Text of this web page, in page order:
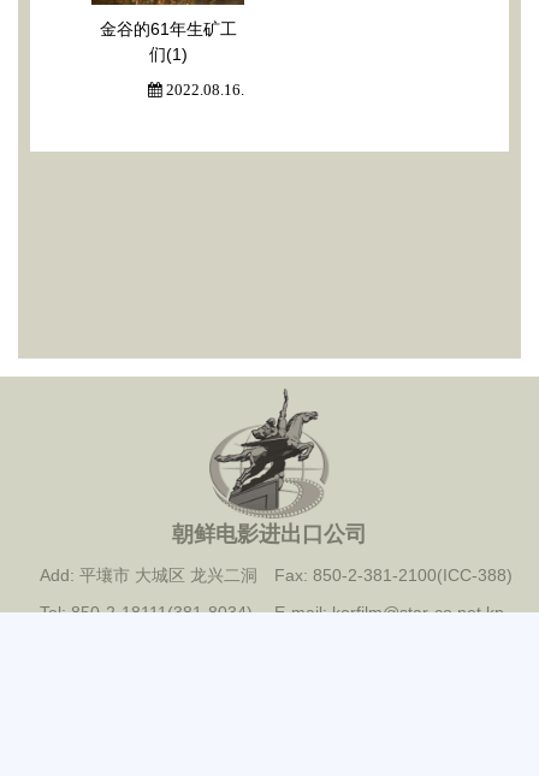
金谷的61年生矿工
们(1)
2022.08.16.
朝鲜电影进出口公司
Add: 平壤市 大城区 龙兴二洞
Tel: 850-2-18111(381-8034)
Fax: 850-2-381-2100(ICC-388)
E-mail: korfilm@star-co.net.kp